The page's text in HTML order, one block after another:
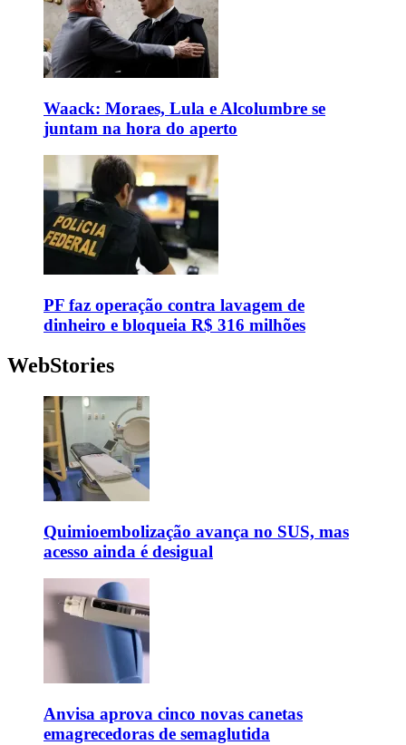
Waack: Moraes, Lula e Alcolumbre se
juntam na hora do aperto
PF faz operação contra lavagem de
dinheiro e bloqueia R$ 316 milhões
WebStories
Quimioembolização avança no SUS, mas
acesso ainda é desigual
Anvisa aprova cinco novas canetas
emagrecedoras de semaglutida